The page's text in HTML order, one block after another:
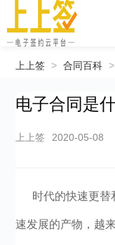
上上签 > 合同百科 >
电子合同是
上上签 2020-05-08
时代的快速更替
速发展的产物， 越